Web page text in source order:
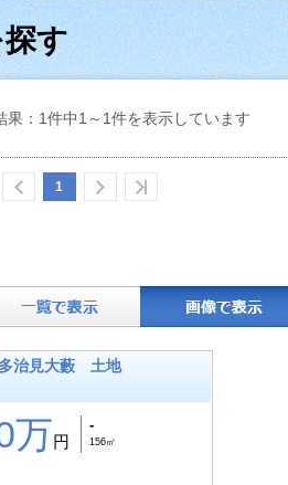
す
果：1件中1～1件を表示しています
1
多治見大藪 土地
万円
-
156㎡